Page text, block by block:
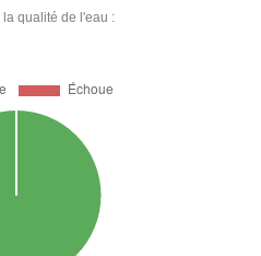
qualité de l'eau :